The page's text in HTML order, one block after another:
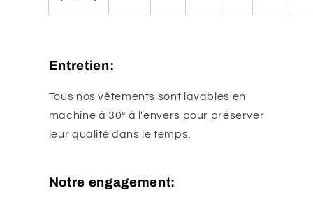
Entretien:
Tous nos vêtements sont lavables en
machine à 30° à l'envers pour préserver
leur qualité dans le temps.
Notre engagement: